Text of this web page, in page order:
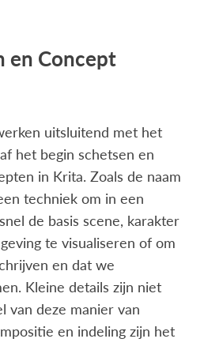
en Concept
uitsluitend met het
het begin schetsen en
in Krita. Zoals de naam
techniek om in een
de basis scene, karakter
te visualiseren of om
en dat we
Kleine details zijn niet
van deze manier van
en indeling zijn het